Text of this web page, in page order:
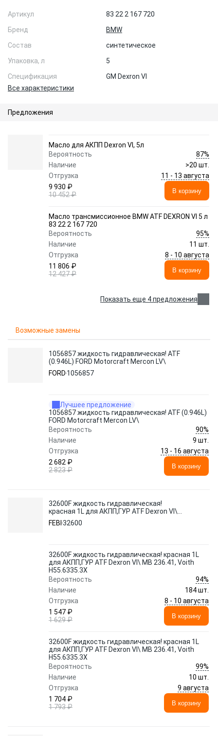
Артикул
83 22 2 167 720
Бренд
BMW
Состав
синтетическое
Упаковка, л
5
Спецификация
GM Dexron VI
Все характеристики
Предложения
Масло для АКПП Dexron VI, 5л
Вероятность
87%
Наличие
>20 шт.
Отгрузка
11 - 13 августа
9 930 ₽
10 452 ₽
В корзину
Масло трансмиссионное BMW ATF DEXRON VI 5 л
83 22 2 167 720
Вероятность
95%
Наличие
11 шт.
Отгрузка
8 - 10 августа
11 806 ₽
12 427 ₽
В корзину
Показать еще 4 предложения
Возможные замены
1056857 жидкость гидравлическая! ATF
(0.946L) FORD Motorcraft Mercon LV\
FORD 1056857
Лучшее предложение
1056857 жидкость гидравлическая! ATF (0.946L)
FORD Motorcraft Mercon LV\
Вероятность
90%
Наличие
9 шт.
Отгрузка
13 - 16 августа
2 682 ₽
2 823 ₽
В корзину
32600F жидкость гидравлическая!
красная 1L для АКПП,ГУР ATF Dexron VI\
MB 236.41, Voith H55.6335.3X
FEBI 32600
32600F жидкость гидравлическая! красная 1L
для АКПП,ГУР ATF Dexron VI\ MB 236.41, Voith
H55.6335.3X
Вероятность
94%
Наличие
184 шт.
Отгрузка
8 - 10 августа
1 547 ₽
1 629 ₽
В корзину
32600F жидкость гидравлическая! красная 1L
для АКПП,ГУР ATF Dexron VI\ MB 236.41, Voith
H55.6335.3X
Вероятность
99%
Наличие
10 шт.
Отгрузка
9 августа
1 704 ₽
1 793 ₽
В корзину